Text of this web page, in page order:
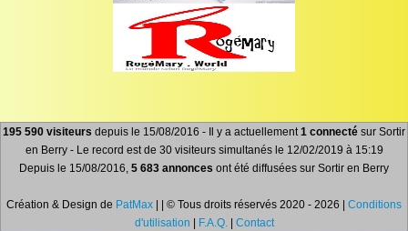
195 590 visiteurs depuis le 15/08/2016 - Il y a actuellement1 connecté sur Sortir
en Berry - Le record est de 30 visiteurs simultanés le 12/02/2019 à 15:19
Depuis le 15/08/2016, 5 683 annonces ont été diffusées sur Sortir en Berry
Création & Design de PatMax | | © Tous droits réservés 2020 - 2026 | Conditions
d'utilisation
F.A.Q.| Contact